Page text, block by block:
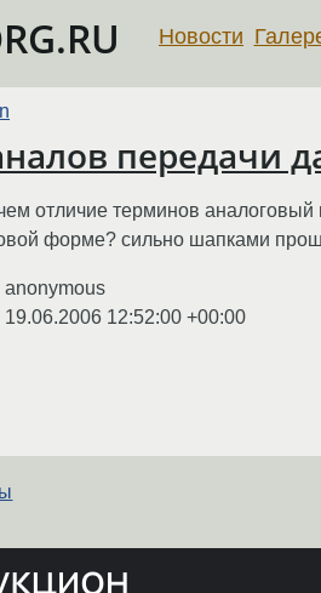
Новости
передачи
отличие терминов
форме? сильно шапками
anonymous
19.06.2006 12:52:00 +00:00